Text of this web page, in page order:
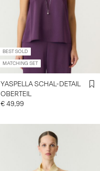
BEST SOLD
MATCHING SET
YASPELLA SCHAL-DETAIL
OBERTEIL
€ 49,99